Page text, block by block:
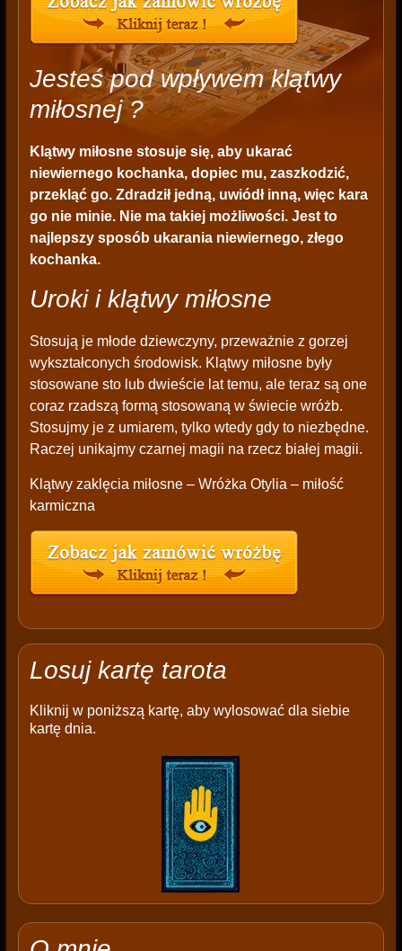
Jesteś pod wpływem klątwy
miłosnej ?
Klątwy miłosne stosuje się, aby ukarać
niewiernego kochanka, dopiec mu, zaszkodzić,
przekląć go. Zdradził jedną, uwiódł inną, więc kara
go nie minie. Nie ma takiej możliwości. Jest to
najlepszy sposób ukarania niewiernego, złego
kochanka.
Uroki i klątwy miłosne
Stosują je młode dziewczyny, przeważnie z gorzej
wykształconych środowisk. Klątwy miłosne były
stosowane sto lub dwieście lat temu, ale teraz są one
coraz rzadszą formą stosowaną w świecie wróżb.
Stosujmy je z umiarem, tylko wtedy gdy to niezbędne.
Raczej unikajmy czarnej magii na rzecz białej magii.
Klątwy zaklęcia miłosne – Wróżka Otylia – miłość
karmiczna
Losuj kartę tarota
Kliknij w poniższą kartę, aby wylosować dla siebie
kartę dnia.